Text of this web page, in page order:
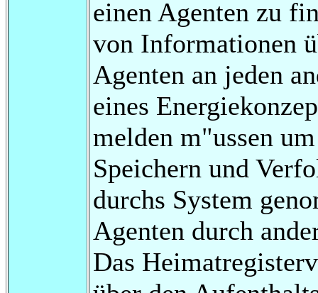
einen Agenten zu
von Informationen
Agenten an jeden
eines
melden m"ussen
Speichern und
durchs System
Agenten durch
Das